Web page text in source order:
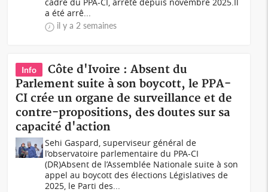
a été arrê...
il y a 2 semaines
Info
Côte d'Ivoire : Absent du
Parlement suite à son boycott, le PPA-
CI crée un organe de surveillance et de
contre-propositions, des doutes sur sa
capacité d'action
Sehi Gaspard, superviseur général de
l’observatoire parlementaire du PPA-CI
(DR)Absent de l’Assemblée Nationale suite à son
appel au boycott des élections Législatives de
2025, le Parti des...